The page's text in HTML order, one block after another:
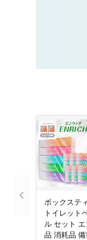
ボックステ
トイレット
ル セット
品 消耗品